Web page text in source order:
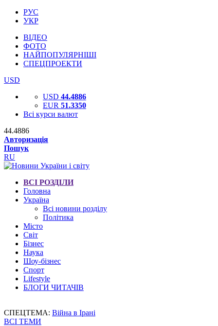
РУС
УКР
ВІДЕО
ФОТО
НАЙПОПУЛЯРНІШІ
СПЕЦПРОЕКТИ
USD
USD 44.4886
EUR 51.3350
Всі курси валют
44.4886
Авторизація
Пошук
RU
ВСІ РОЗДІЛИ
Головна
Україна
Всі новини розділу
Політика
Місто
Світ
Бізнес
Наука
Шоу-бізнес
Спорт
Lifestyle
БЛОГИ ЧИТАЧІВ
СПЕЦТЕМА: Війна в Ірані
ВСІ ТЕМИ